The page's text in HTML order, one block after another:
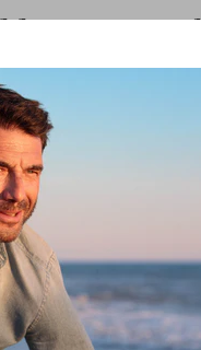
lavoro
per
l'eleganza e la qualità adatti
store: i migliori prodotti e
negli anni, di
d'acquisto